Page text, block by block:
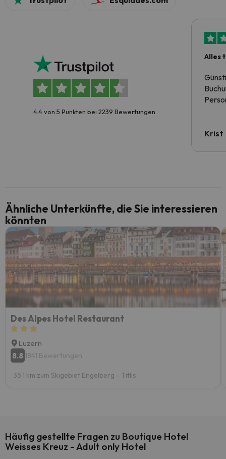
4.4 von 5 Punkten bei 2239 Bewertungen
Alles
Krist
Ähnliche Unterkünfte, die Sie interessieren
könnten
Des Alpes Hotel Restaurant
Luzern
8.8 1841 Bewertungen
35.1 km zum Skigebiet Engelberg - Titlis
Häufig gestellte Fragen zu Boutique Hotel
Weisses Kreuz - Adult only Hotel